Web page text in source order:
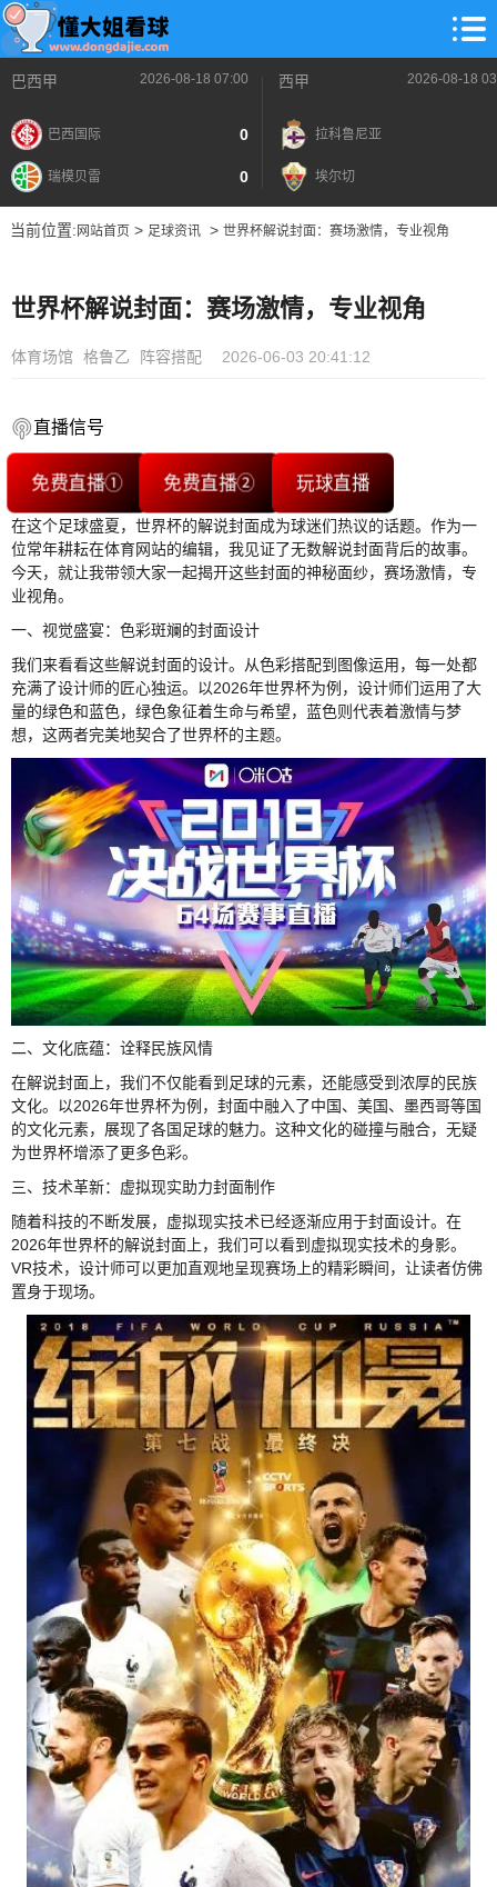
巴西甲 2026-08-18 07:00
巴西国际 0
瑞模贝雷 0
西甲 2026-08-18
拉科鲁尼亚
埃尔切
当前位置: 网站首页> 足球资讯> 世界杯解说封面：赛场激情，专业视角
世界杯解说封面：赛场激情，专业视角
体育场馆 格鲁乙 阵容搭配 2026-06-03 20:41:12
直播信号
免费直播① 免费直播② 玩球直播
在这个足球盛夏，世界杯的解说封面成为球迷们热议的话题。作为一
位常年耕耘在体育网站的编辑，我见证了无数解说封面背后的故事。
今天，就让我带领大家一起揭开这些封面的神秘面纱，赛场激情，专
业视角。
一、视觉盛宴：色彩斑斓的封面设计
我们来看看这些解说封面的设计。从色彩搭配到图像运用，每一处都
充满了设计师的匠心独运。以2026年世界杯为例，设计师们运用了大
量的绿色和蓝色，绿色象征着生命与希望，蓝色则代表着激情与梦
想，这两者完美地契合了世界杯的主题。
二、文化底蕴：诠释民族风情
在解说封面上，我们不仅能看到足球的元素，还能感受到浓厚的民族
文化。以2026年世界杯为例，封面中融入了中国、美国、墨西哥等国
的文化元素，展现了各国足球的魅力。这种文化的碰撞与融合，无疑
为世界杯增添了更多色彩。
三、技术革新：虚拟现实助力封面制作
随着科技的不断发展，虚拟现实技术已经逐渐应用于封面设计。在
2026年世界杯的解说封面上，我们可以看到虚拟现实技术的身影。
VR技术，设计师可以更加直观地呈现赛场上的精彩瞬间，让读者仿佛
置身于现场。